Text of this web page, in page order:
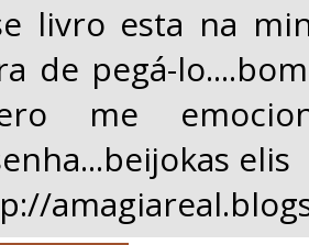
livro esta na
de pegá-
me
elis